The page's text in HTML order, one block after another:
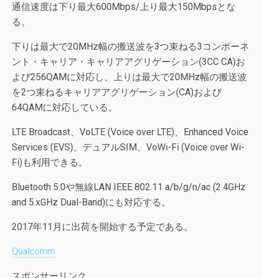
通信速度は下り最大600Mbps/上り最大150Mbpsとな
る。
下りは最大で20MHz幅の搬送波を3つ束ねる3コンポーネ
ント・キャリア・キャリアアグリゲーション(3CC CA)お
よび256QAMに対応し、上りは最大で20MHz幅の搬送波
を2つ束ねるキャリアアグリゲーション(CA)および
64QAMに対応している。
LTE Broadcast、VoLTE (Voice over LTE)、Enhanced Voice
Services (EVS)、デュアルSIM、VoWi-Fi (Voice over Wi-
Fi)も利用できる。
Bluetooth 5.0や無線LAN IEEE 802.11 a/b/g/n/ac (2.4GHz
and 5.xGHz Dual-Band)にも対応する。
2017年11月に出荷を開始する予定である。
Qualcomm